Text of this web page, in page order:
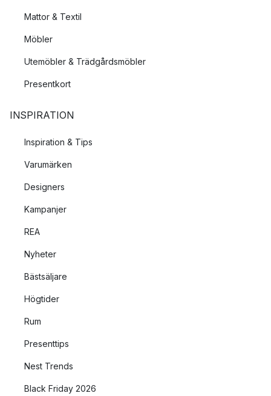
Mattor & Textil
Möbler
Utemöbler & Trädgårdsmöbler
Presentkort
INSPIRATION
Inspiration & Tips
Varumärken
Designers
Kampanjer
REA
Nyheter
Bästsäljare
Högtider
Rum
Presenttips
Nest Trends
Black Friday 2026